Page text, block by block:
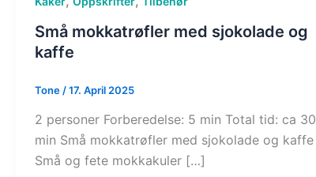
Små mokkatrøfler med sjokolade og
kaffe
Tone /17. April 2025
2 personer Forberedelse: 5 min Total tid: ca 30
min Små mokkatrøfler med sjokolade og kaffe
Små og fete mokkakuler […]